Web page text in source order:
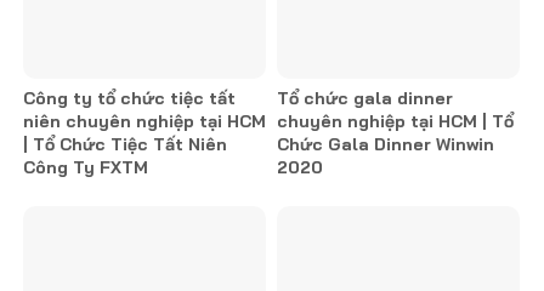
Công ty tổ chức tiệc tất
niên chuyên nghiệp tại HCM
| Tổ Chức Tiệc Tất Niên
Công Ty FXTM
Tổ chức gala dinner
chuyên nghiệp tại HCM | Tổ
Chức Gala Dinner Winwin
2020